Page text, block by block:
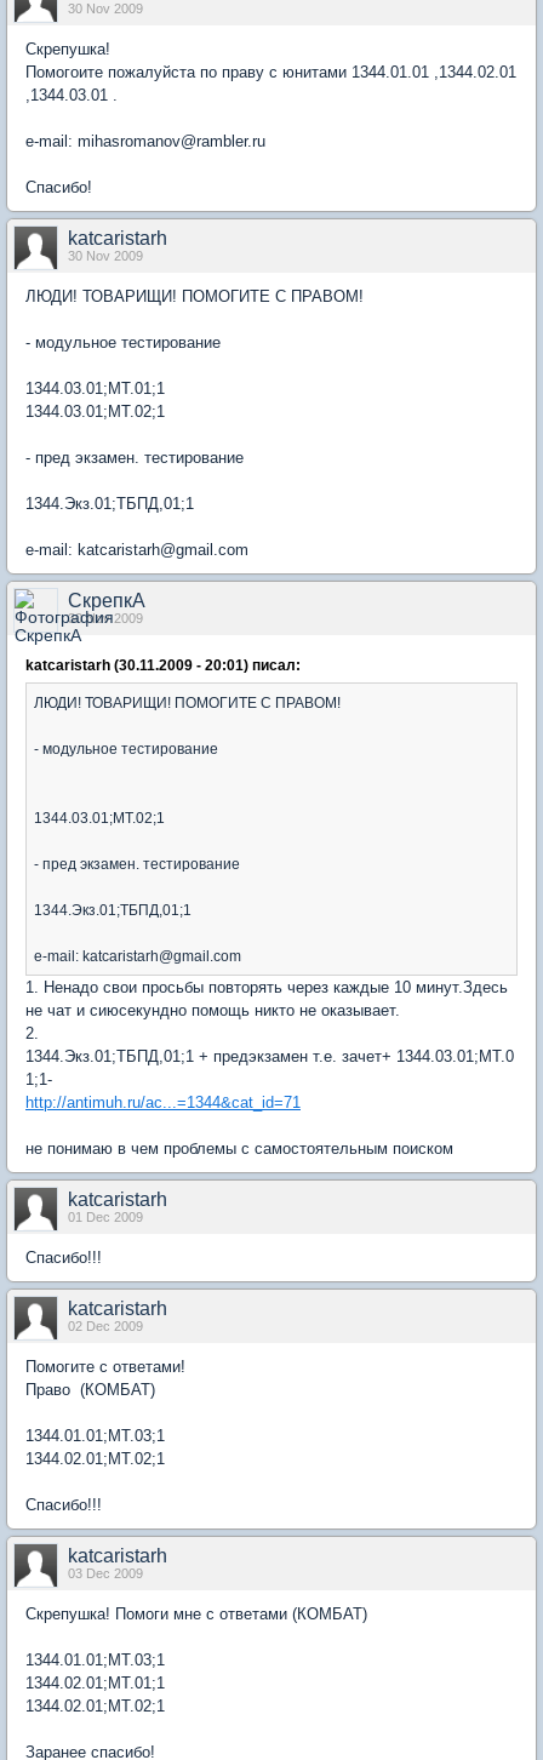
30 Nov 2009
Скрепушка!
Помогоите пожалуйста по праву с юнитами 1344.01.01 ,1344.02.01
,1344.03.01 .
e-mail: mihasromanov@rambler.ru
Спасибо!
katcaristarh
30 Nov 2009
ЛЮДИ! ТОВАРИЩИ! ПОМОГИТЕ С ПРАВОМ!
- модульное тестирование
1344.03.01;МТ.01;1
1344.03.01;МТ.02;1
- пред экзамен. тестирование
1344.Экз.01;ТБПД,01;1
e-mail: katcaristarh@gmail.com
СкрепкА
30 Nov 2009
katcaristarh (30.11.2009 - 20:01) писал:
ЛЮДИ! ТОВАРИЩИ! ПОМОГИТЕ С ПРАВОМ!
- модульное тестирование
1344.03.01;МТ.02;1
- пред экзамен. тестирование
1344.Экз.01;ТБПД,01;1
e-mail: katcaristarh@gmail.com
1. Ненадо свои просьбы повторять через каждые 10 минут.Здесь
не чат и сиюсекундно помощь никто не оказывает.
2.
1344.Экз.01;ТБПД,01;1 + предэкзамен т.е. зачет+ 1344.03.01;МТ.0
1;1-
http://antimuh.ru/ac...=1344&cat_id=71
не понимаю в чем проблемы с самостоятельным поиском
katcaristarh
01 Dec 2009
Спасибо!!!
katcaristarh
02 Dec 2009
Помогите с ответами!
Право (КОМБАТ)
1344.01.01;МТ.03;1
1344.02.01;МТ.02;1
Спасибо!!!
katcaristarh
03 Dec 2009
Скрепушка! Помоги мне с ответами (КОМБАТ)
1344.01.01;МТ.03;1
1344.02.01;МТ.01;1
1344.02.01;МТ.02;1
Заранее спасибо!